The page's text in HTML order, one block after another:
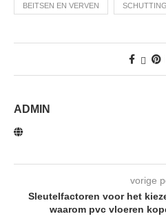
BEITSEN EN VERVEN SCHUTTING
ADMIN
vorige
Sleutelfactoren voor het
waarom pvc vloeren